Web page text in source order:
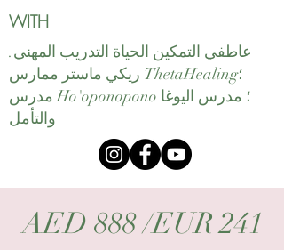
WITH
عاطفي التمكين الحياة التدريب المهني.
ريكي ماستر ممارس ThetaHealing؛
مدرس Ho'oponopono ؛ مدرس اليوغا
والتأمل
AED 888 /EUR 241